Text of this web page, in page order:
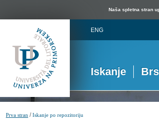
Naša spletna stran
ENG
Iskanje
Prva stran /Iskanje po repozitoriju